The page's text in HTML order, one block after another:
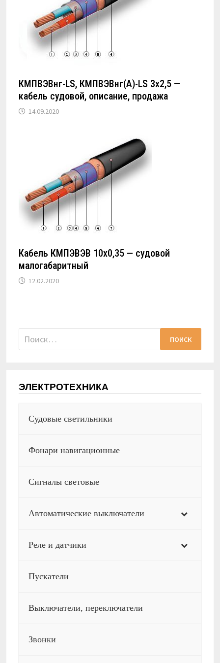
КМПВЭВнг-LS, КМПВЭВнг(А)-LS 3х2,5 —
кабель судовой, описание, продажа
14.09.2020
Кабель КМПЭВЭВ 10х0,35 — судовой
малогабаритный
12.02.2020
Найти:
ЭЛЕКТРОТЕХНИКА
Судовые светильники
Фонари навигационные
Сигналы световые
Автоматические выключатели
Реле и датчики
Пускатели
Выключатели, переключатели
Звонки